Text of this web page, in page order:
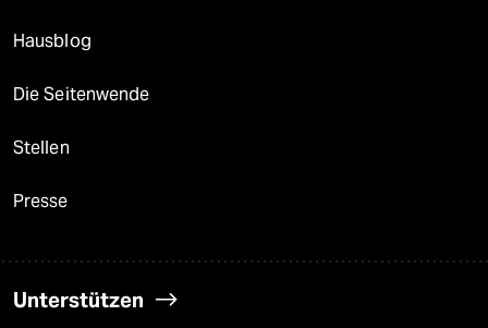
Hausblog
Die Seitenwende
Stellen
Presse
Unterstützen